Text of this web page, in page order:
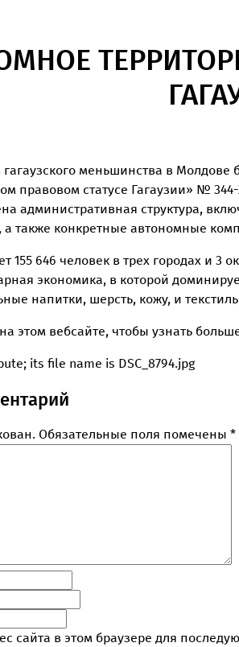
меньшинства в
правовом статусе Гагаузии» № 344-
административная структура,
а также конкретные автономные
155 646 человек в трех городах и
экономика, в которой
напитки, шерсть, кожу, и
этом вебсайте, чтобы узнать
Обязательные поля помечены *
сайта в этом браузере для